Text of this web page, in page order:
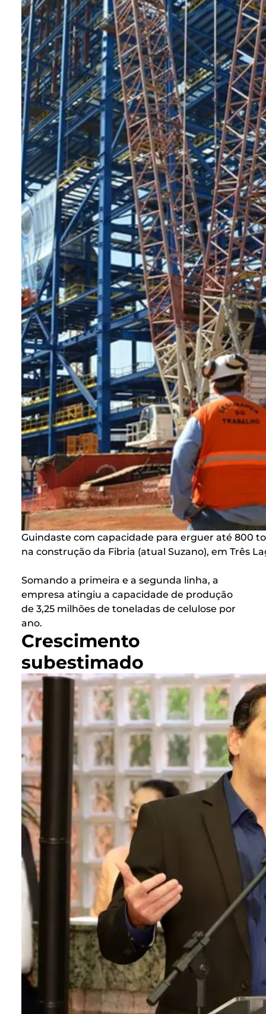
Guindaste com capacidade para erguer até 800
na construção da Fibria (atual Suzano), em Três
Somando a primeira e a segunda linha, a
empresa atingiu a capacidade de produção
de 3,25 milhões de toneladas de celulose por
ano.
Crescimento
subestimado